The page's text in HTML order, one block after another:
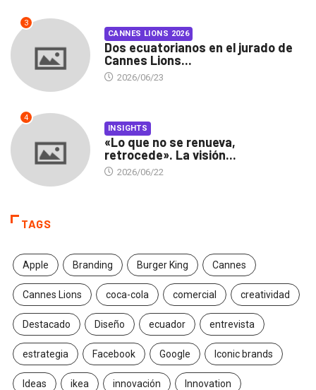
3
CANNES LIONS 2026
Dos ecuatorianos en el jurado de
Cannes Lions...
2026/06/23
4
INSIGHTS
«Lo que no se renueva,
retrocede». La visión...
2026/06/22
TAGS
Apple Branding Burger King Cannes
Cannes Lions coca-cola comercial creatividad
Destacado Diseño ecuador entrevista
estrategia Facebook Google Iconic brands
Ideas ikea innovación Innovation